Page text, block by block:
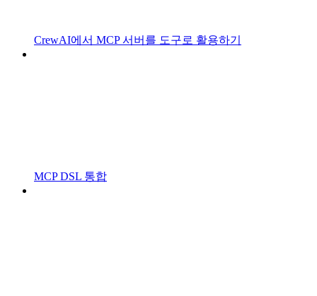
CrewAI에서 MCP 서버를 도구로 활용하기
MCP DSL 통합